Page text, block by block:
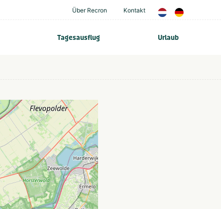
Über Recron Kontakt
Tagesausflug Urlaub